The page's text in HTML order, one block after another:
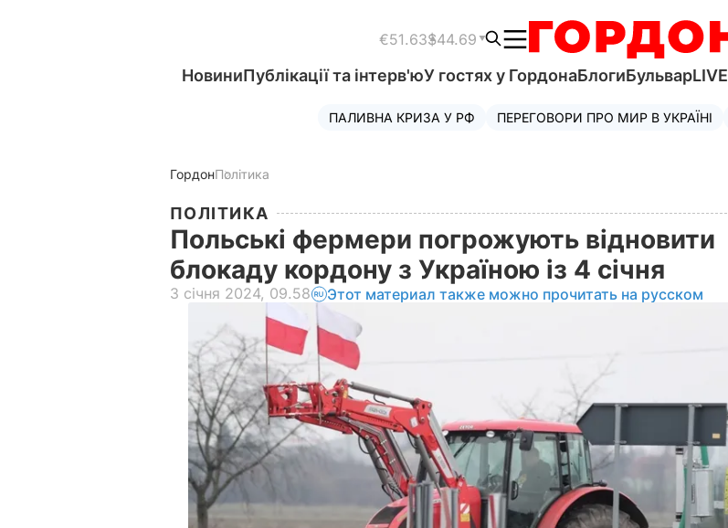
€51.63$44.69
НовиниПублікації та інтерв'юУ гостях у ГордонаБлогиБульварLIVE
ПАЛИВНА КРИЗА У РФ ПЕРЕГОВОРИ ПРО МИР В УКРАЇНІ
ГордонПолітика
ПОЛІТИКА
Польські фермери погрожують відновити
блокаду кордону з Україною із 4 січня
3 січня 2024, 09.58 Этот материал также можно прочитать на русском